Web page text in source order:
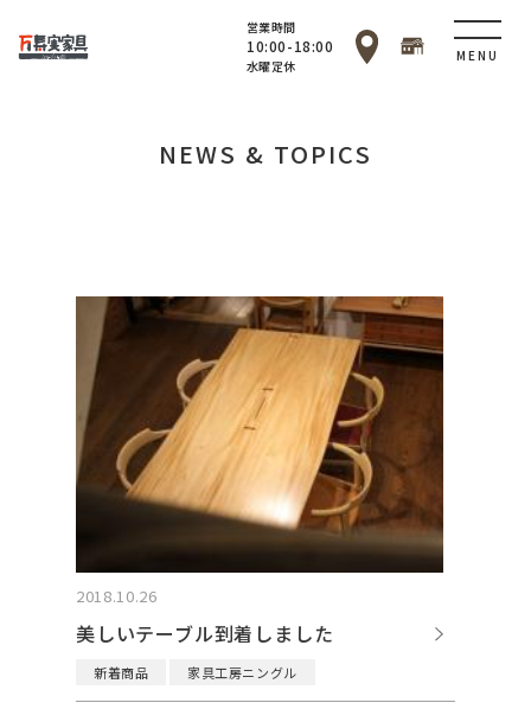
営業時間
10:00-18:00
水曜定休
MENU
NEWS & TOPICS
2018.10.26
美しいテーブル到着しました
新着商品 家具工房ニングル